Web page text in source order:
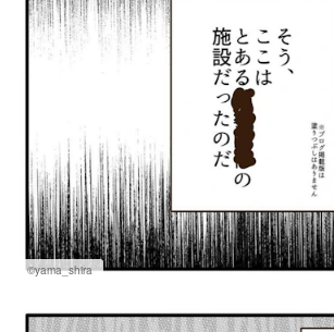
©yama_shira